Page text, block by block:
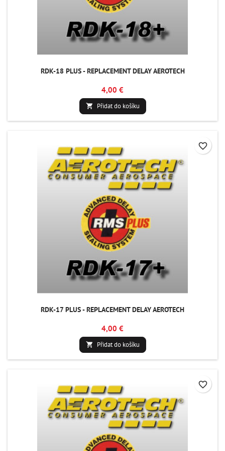
RDK-18 PLUS - REPLACEMENT DELAY AEROTECH
4,00 €
 Přidat do košíku
RDK-17 PLUS - REPLACEMENT DELAY AEROTECH
4,00 €
 Přidat do košíku
favorite_border
favorite_border